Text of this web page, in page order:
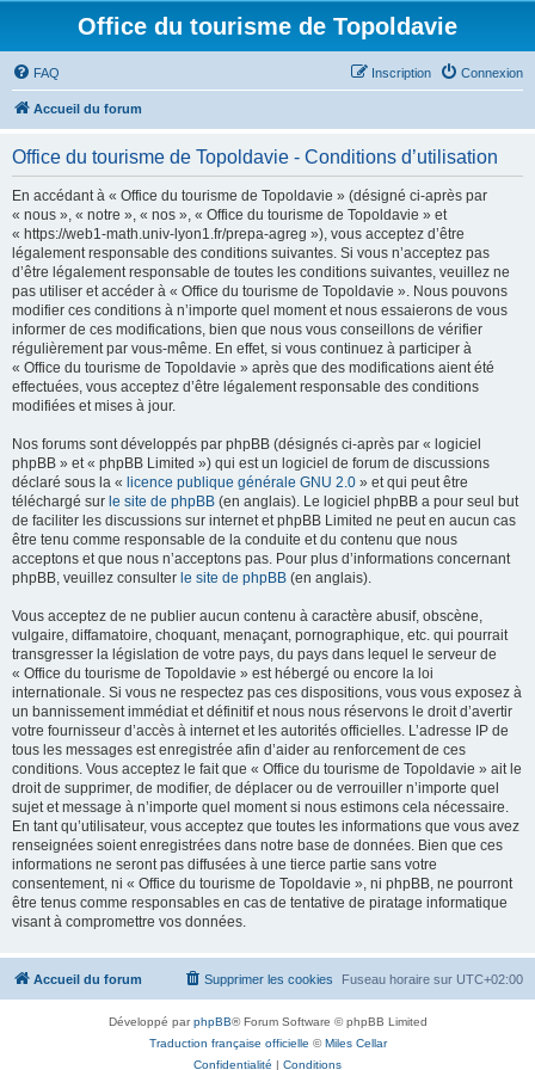
Office du tourisme de Topoldavie
FAQ Connexion
Inscription
Accueil du forum
Office du tourisme de Topoldavie - Conditions d’utilisation
En accédant à « Office du tourisme de Topoldavie » (désigné ci-après par
« nous », « notre », « nos », « Office du tourisme de Topoldavie » et
« https://web1-math.univ-lyon1.fr/prepa-agreg »), vous acceptez d’être
légalement responsable des conditions suivantes. Si vous n’acceptez pas
d’être légalement responsable de toutes les conditions suivantes, veuillez ne
pas utiliser et accéder à « Office du tourisme de Topoldavie ». Nous pouvons
modifier ces conditions à n’importe quel moment et nous essaierons de vous
informer de ces modifications, bien que nous vous conseillons de vérifier
régulièrement par vous-même. En effet, si vous continuez à participer à
« Office du tourisme de Topoldavie » après que des modifications aient été
effectuées, vous acceptez d’être légalement responsable des conditions
modifiées et mises à jour.
Nos forums sont développés par phpBB (désignés ci-après par « logiciel
phpBB » et « phpBB Limited ») qui est un logiciel de forum de discussions
déclaré sous la « licence publique générale GNU 2.0 » et qui peut être
téléchargé sur le site de phpBB (en anglais). Le logiciel phpBB a pour seul but
de faciliter les discussions sur internet et phpBB Limited ne peut en aucun cas
être tenu comme responsable de la conduite et du contenu que nous
acceptons et que nous n’acceptons pas. Pour plus d’informations concernant
phpBB, veuillez consulter le site de phpBB (en anglais).
Vous acceptez de ne publier aucun contenu à caractère abusif, obscène,
vulgaire, diffamatoire, choquant, menaçant, pornographique, etc. qui pourrait
transgresser la législation de votre pays, du pays dans lequel le serveur de
« Office du tourisme de Topoldavie » est hébergé ou encore la loi
internationale. Si vous ne respectez pas ces dispositions, vous vous exposez à
un bannissement immédiat et définitif et nous nous réservons le droit d’avertir
votre fournisseur d’accès à internet et les autorités officielles. L’adresse IP de
tous les messages est enregistrée afin d’aider au renforcement de ces
conditions. Vous acceptez le fait que « Office du tourisme de Topoldavie » ait le
droit de supprimer, de modifier, de déplacer ou de verrouiller n’importe quel
sujet et message à n’importe quel moment si nous estimons cela nécessaire.
En tant qu’utilisateur, vous acceptez que toutes les informations que vous avez
renseignées soient enregistrées dans notre base de données. Bien que ces
informations ne seront pas diffusées à une tierce partie sans votre
consentement, ni « Office du tourisme de Topoldavie », ni phpBB, ne pourront
être tenus comme responsables en cas de tentative de piratage informatique
visant à compromettre vos données.
Accueil du forum Fuseau horaire sur UTC+02:00
Supprimer les cookies
Développé parphpBB® Forum Software © phpBB Limited
Traduction française officielle ©Miles Cellar
Confidentialité | Conditions